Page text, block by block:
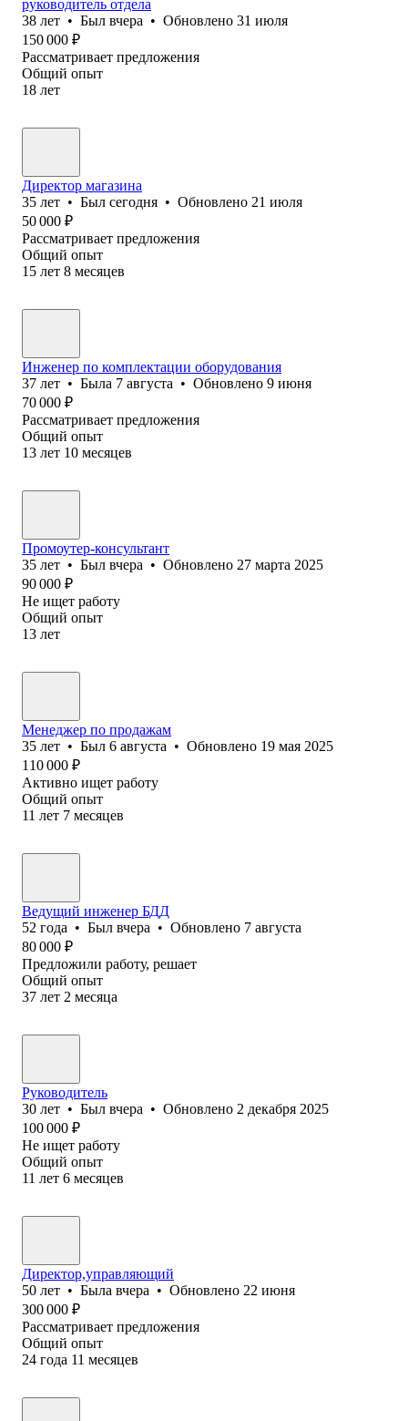
руководитель отдела
38 лет • Был вчера • Обновлено 31 июля
150 000 ₽
Рассматривает предложения
Общий опыт
18 лет
Директор магазина
35 лет • Был сегодня • Обновлено 21 июля
50 000 ₽
Рассматривает предложения
Общий опыт
15 лет 8 месяцев
Инженер по комплектации оборудования
37 лет • Была 7 августа • Обновлено 9 июня
70 000 ₽
Рассматривает предложения
Общий опыт
13 лет 10 месяцев
Промоутер-консультант
35 лет • Был вчера • Обновлено 27 марта 2025
90 000 ₽
Не ищет работу
Общий опыт
13 лет
Менеджер по продажам
35 лет • Был 6 августа • Обновлено 19 мая 2025
110 000 ₽
Активно ищет работу
Общий опыт
11 лет 7 месяцев
Ведущий инженер БДД
52 года • Был вчера • Обновлено 7 августа
80 000 ₽
Предложили работу, решает
Общий опыт
37 лет 2 месяца
Руководитель
30 лет • Был вчера • Обновлено 2 декабря 2025
100 000 ₽
Не ищет работу
Общий опыт
11 лет 6 месяцев
Директор,управляющий
50 лет • Была вчера • Обновлено 22 июня
300 000 ₽
Рассматривает предложения
Общий опыт
24 года 11 месяцев